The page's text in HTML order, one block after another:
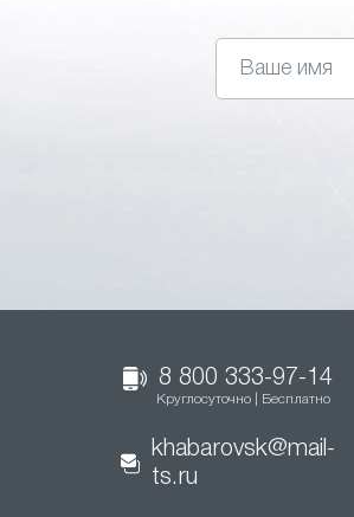
8 800 333-97-14
Круглосуточно | Бесплатно
khabarovsk@mail-
ts.ru